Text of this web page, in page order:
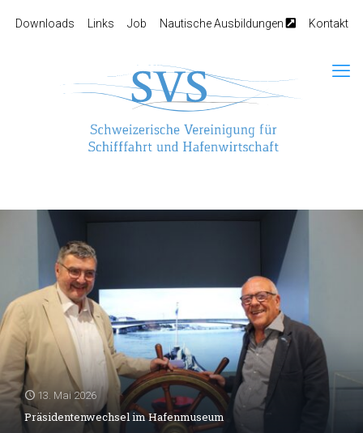
Downloads Links Job Nautische Ausbildungen Kontakt
13. Mai 2026
Präsidentenwechsel im Hafenmuseum